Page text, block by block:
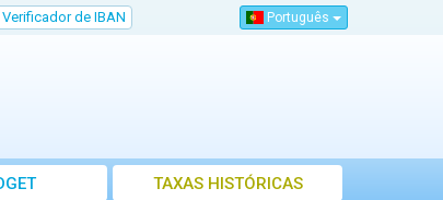
Verificador de IBAN Português
TAXAS HISTÓRICAS